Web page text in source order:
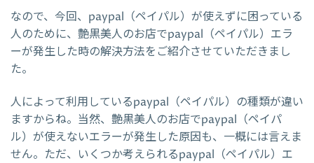
なので、今回、paypal（ペイパル）が使えずに困っている
人のために、艶黒美人のお店でpaypal（ペイパル）エラ
ーが発生した時の解決方法をご紹介させていただきまし
た。
人によって利用しているpaypal（ペイパル）の種類が違い
ますからね。当然、艶黒美人のお店でpaypal（ペイパ
ル）が使えないエラーが発生した原因も、一概には言えま
せん。ただ、いくつか考えられるpaypal（ペイパル）エ